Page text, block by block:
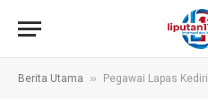
Berita Utama » Pegawai Lapas Kediri